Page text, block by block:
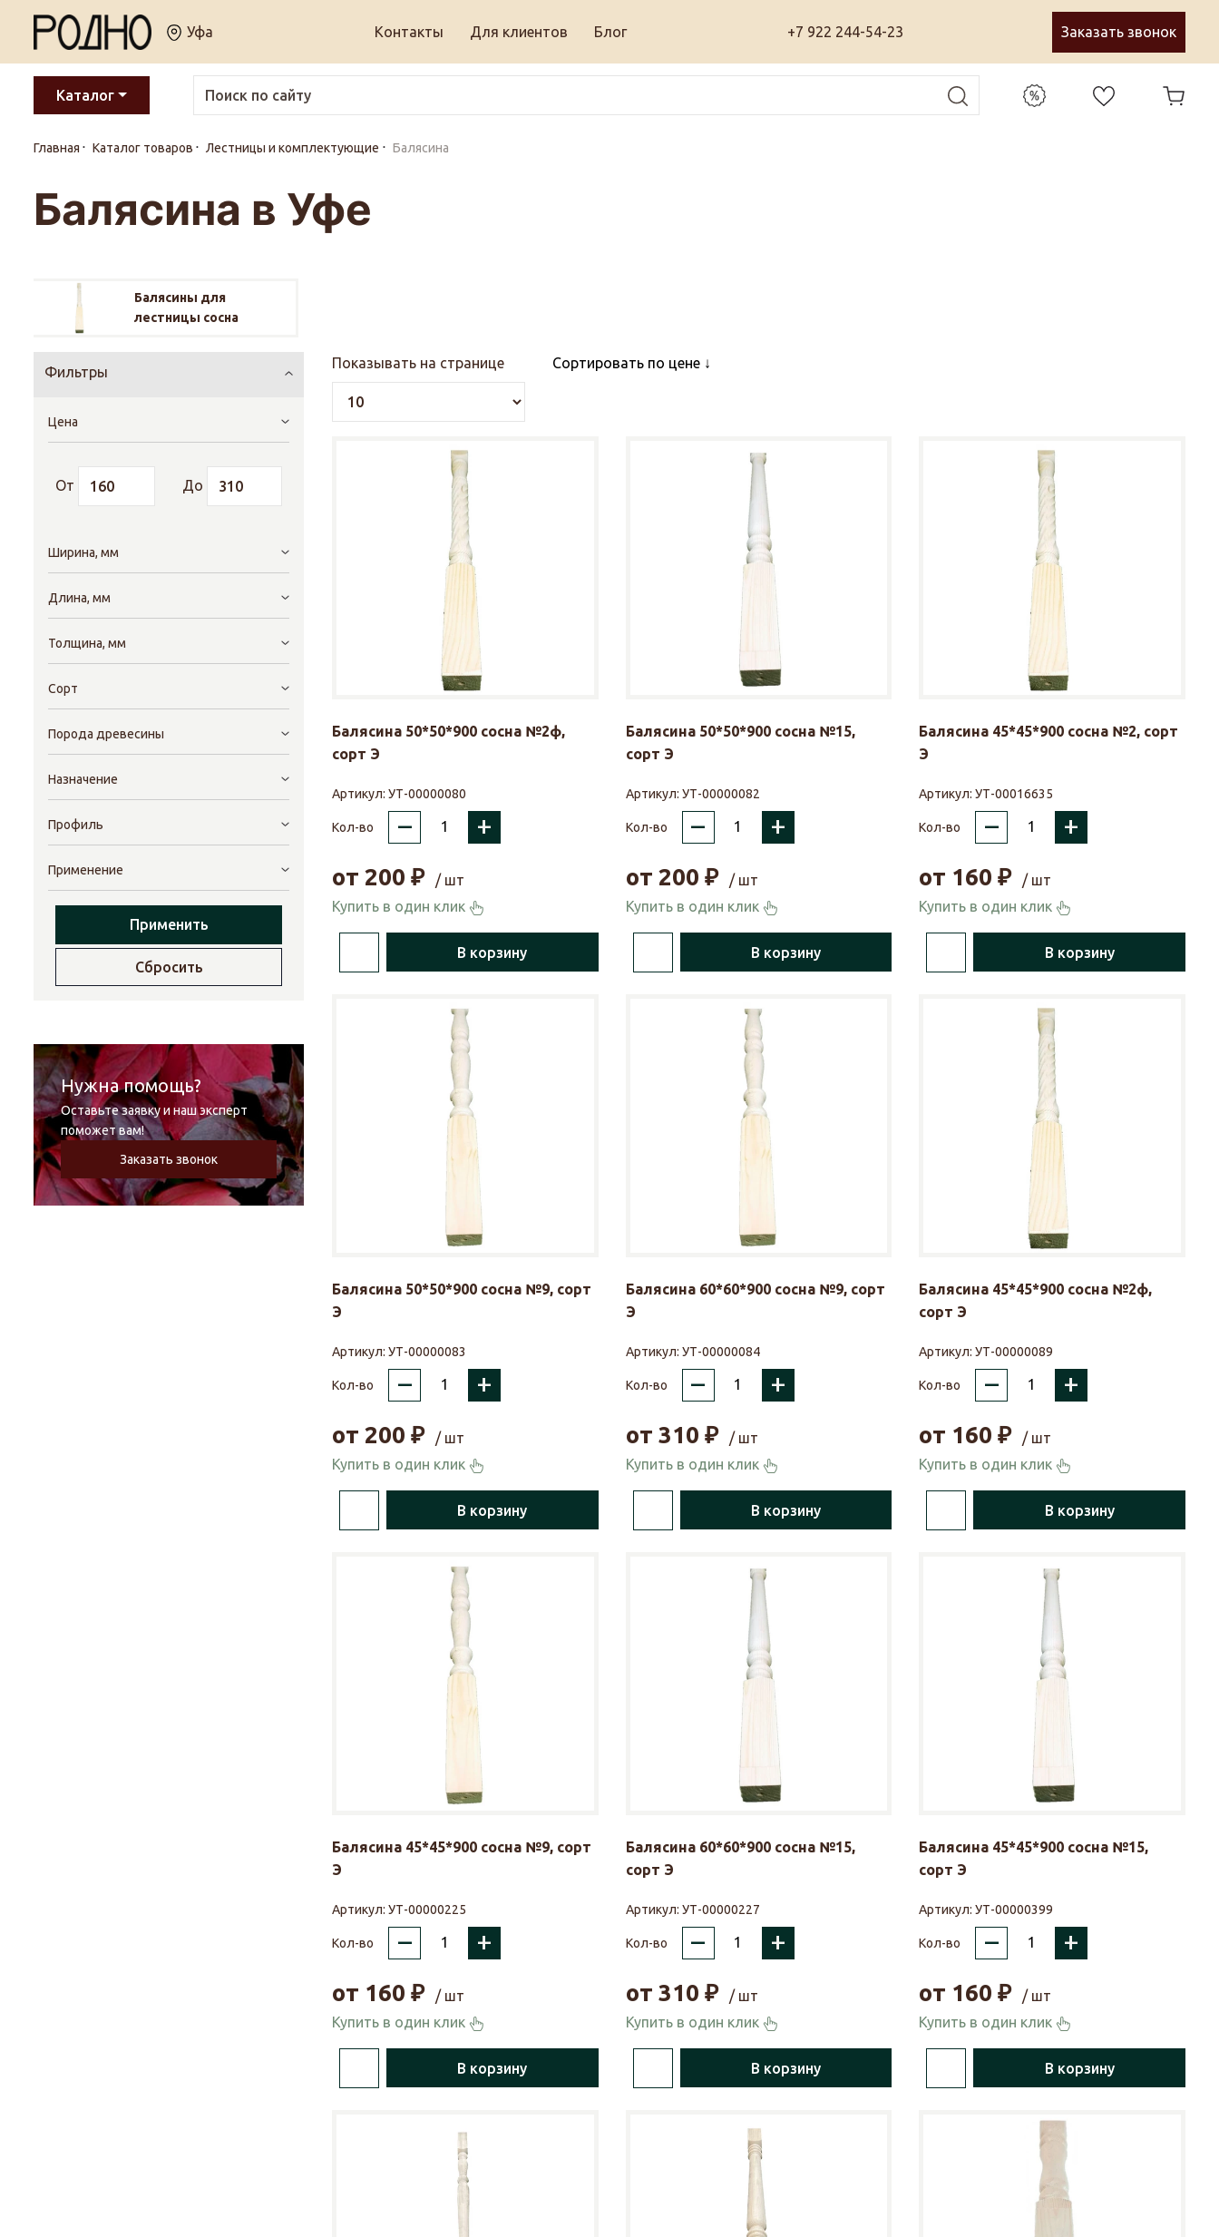
Уфа Контакты Для клиентов Блог +7 922 244-54-23 Заказать звонок
Каталог
Главная Каталог товаров Лестницы и комплектующие Балясина
Балясина в Уфе
Балясины для
лестницы сосна
Фильтры
Цена
От До
Ширина, мм
Длина, мм
Толщина, мм
Сорт
Порода древесины
Назначение
Профиль
Применение
Применить
Сбросить
Нужна помощь?
Оставьте заявку и наш эксперт
поможет вам!
Заказать звонок
Показывать на странице Сортировать по цене
Балясина 50*50*900 сосна №2ф,
сорт Э
Артикул: УТ-00000080
Кол-во – +
от 200 ₽
/ шт
Купить в один клик
В корзину
Балясина 50*50*900 сосна №15,
сорт Э
Артикул: УТ-00000082
Кол-во – +
от 200 ₽
/ шт
Купить в один клик
В корзину
Балясина 45*45*900 сосна №2, сорт
Э
Артикул:УТ-00016635
Кол-во – +
от 160 ₽
/ шт
Купить в один клик
В корзину
Балясина 50*50*900 сосна №9, сорт
Э
Артикул: УТ-00000083
Кол-во – +
от 200 ₽
/ шт
Купить в один клик
В корзину
Балясина 60*60*900 сосна №9, сорт
Э
Артикул: УТ-00000084
Кол-во – +
от 310 ₽
/ шт
Купить в один клик
В корзину
Балясина 45*45*900 сосна №2ф,
сорт Э
Артикул:УТ-00000089
Кол-во – +
от 160 ₽
/ шт
Купить в один клик
В корзину
Балясина 45*45*900 сосна №9, сорт
Э
Артикул: УТ-00000225
Кол-во – +
от 160 ₽
/ шт
Купить в один клик
В корзину
Балясина 60*60*900 сосна №15,
сорт Э
Артикул: УТ-00000227
Кол-во – +
от 310 ₽
/ шт
Купить в один клик
В корзину
Балясина 45*45*900 сосна №15,
сорт Э
Артикул:УТ-00000399
Кол-во – +
от 160 ₽
/ шт
Купить в один клик
В корзину